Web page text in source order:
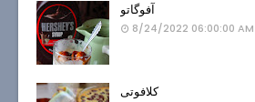
آفوگاتو
8/24/2022 06:00:00 AM
کلافوتی